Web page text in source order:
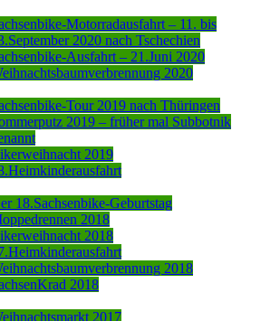
Motorradausfahrt – 11. bis
2020 nach Tschechien
Ausfahrt – 21.Juni 2020
2020
Tour 2019 nach Thüringen
2019 – früher mal Subbotnik
2019
18.Sachsenbike-Geburtstag
2018
2018
2018
2018
2017